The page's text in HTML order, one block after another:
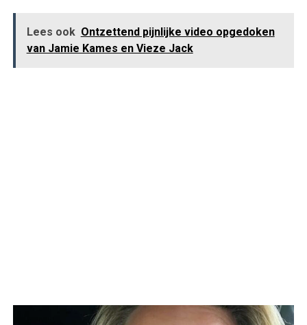
Lees ook Ontzettend pijnlijke video opgedoken
van Jamie Kames en Vieze Jack